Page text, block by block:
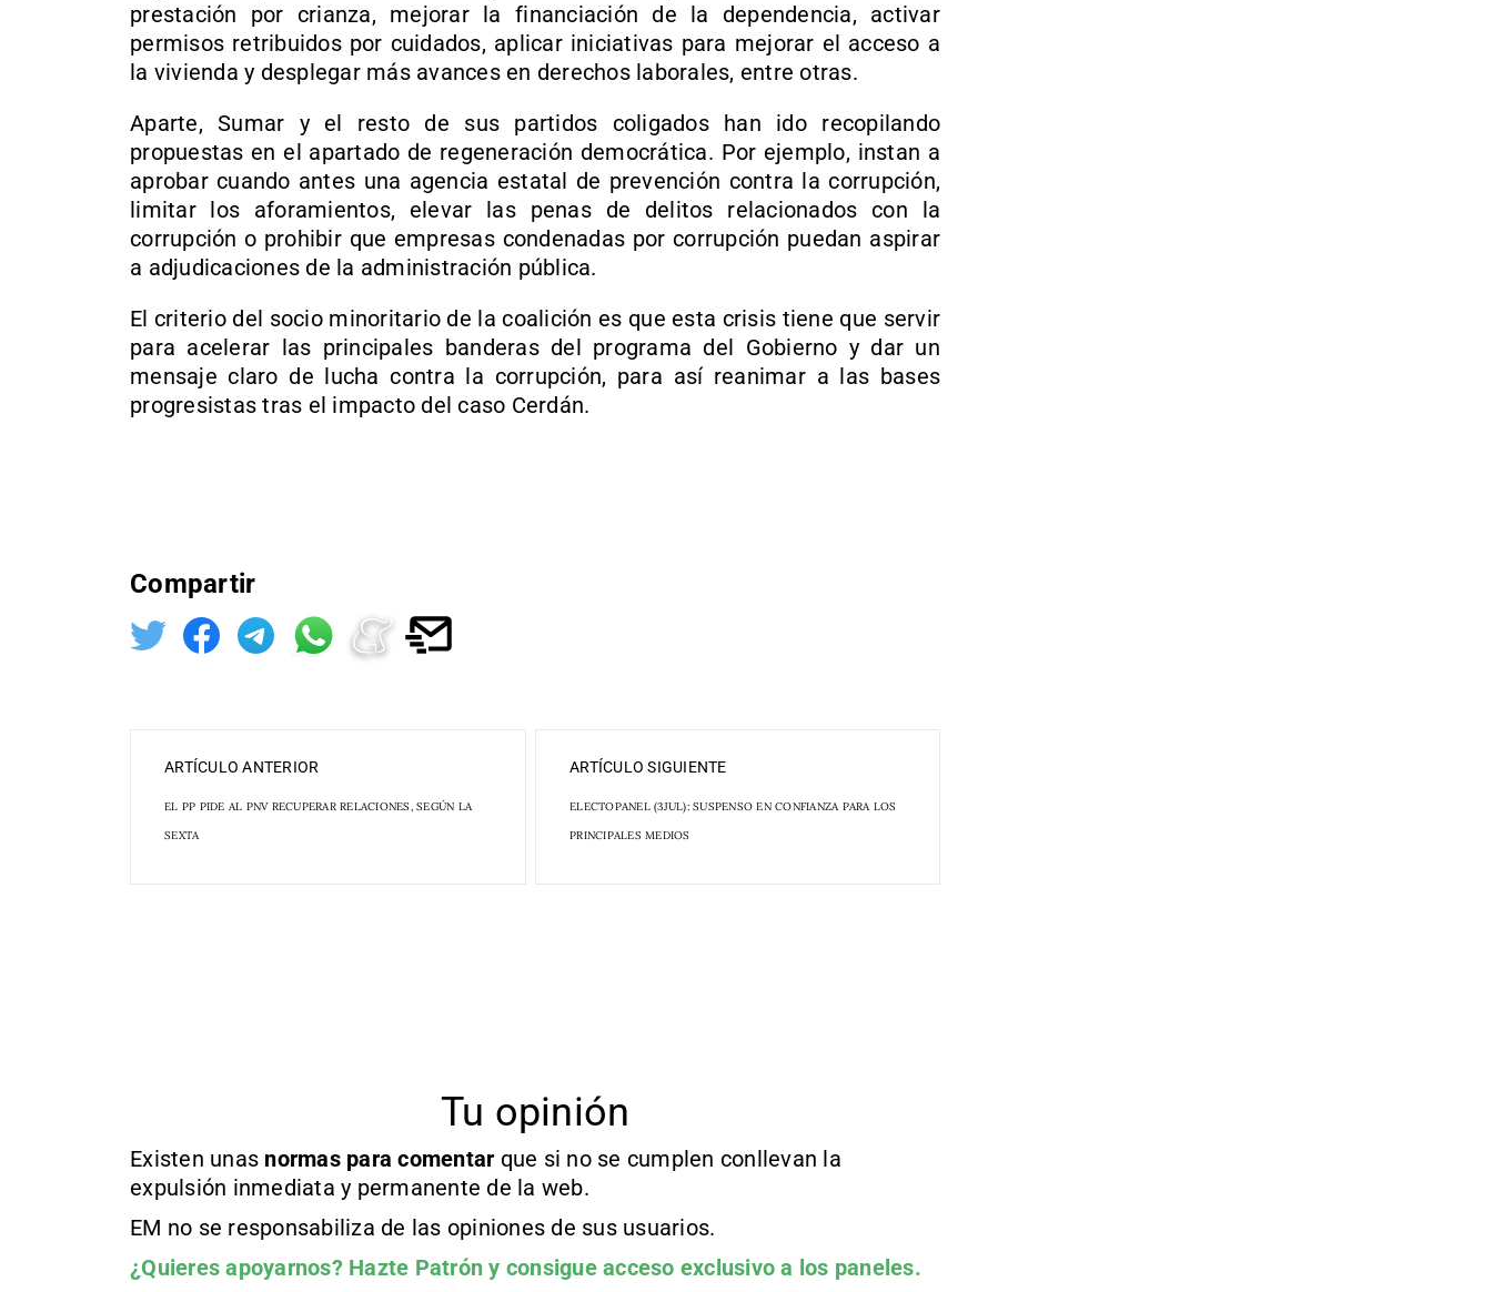
prestación por crianza, mejorar la financiación de la dependencia, activar
permisos retribuidos por cuidados, aplicar iniciativas para mejorar el acceso a
la vivienda y desplegar más avances en derechos laborales, entre otras.
Aparte, Sumar y el resto de sus partidos coligados han ido recopilando
propuestas en el apartado de regeneración democrática. Por ejemplo, instan a
aprobar cuando antes una agencia estatal de prevención contra la corrupción,
limitar los aforamientos, elevar las penas de delitos relacionados con la
corrupción o prohibir que empresas condenadas por corrupción puedan aspirar
a adjudicaciones de la administración pública.
El criterio del socio minoritario de la coalición es que esta crisis tiene que servir
para acelerar las principales banderas del programa del Gobierno y dar un
mensaje claro de lucha contra la corrupción, para así reanimar a las bases
progresistas tras el impacto del caso Cerdán.
Compartir
ARTÍCULO ANTERIOR
EL PP PIDE AL PNV RECUPERAR RELACIONES, SEGÚN LA
SEXTA
ARTÍCULO SIGUIENTE
ELECTOPANEL (3JUL): SUSPENSO EN CONFIANZA PARA LOS
PRINCIPALES MEDIOS
Tu opinión
Existen unas normas para comentar que si no se cumplen conllevan la
expulsión inmediata y permanente de la web.
EM no se responsabiliza de las opiniones de sus usuarios.
¿Quieres apoyarnos? Hazte Patrón y consigue acceso exclusivo a los paneles.